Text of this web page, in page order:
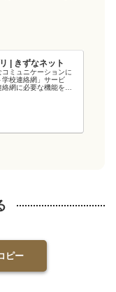
| きずなネット
ミュニケーションに
校連絡網」サービ
網に必要な機能を備
ピー